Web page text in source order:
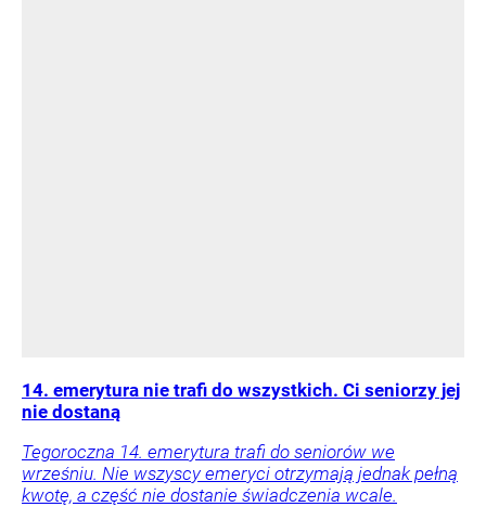
14. emerytura nie trafi do wszystkich. Ci seniorzy jej
nie dostaną
Tegoroczna 14. emerytura trafi do seniorów we
wrześniu. Nie wszyscy emeryci otrzymają jednak pełną
kwotę, a część nie dostanie świadczenia wcale.